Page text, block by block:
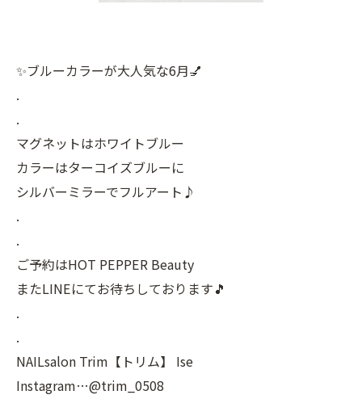
✨ブルーカラーが大人気な6月💅
.
.
マグネットはホワイトブルー
カラーはターコイズブルーに
シルバーミラーでフルアート♪
.
.
ご予約はHOT PEPPER Beauty
またLINEにてお待ちしております🎵
.
.
NAILsalon Trim【トリム】 Ise
Instagram…@trim_0508